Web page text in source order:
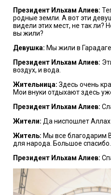
Президент Ильхам Алиев:
родные земли. А вот эти
видели этих мест, не так ли?
вы жили?
Девушка: Мы жили в
Президент Ильхам Алиев:
воздух, и вода.
Жительница: Здесь очень
Мои внуки отдыхают здесь
Президент Ильхам Алиев:
Жители: Да ниспошлет
Житель: Мы все благодарим
для народа. Большое
Президент Ильхам Алиев: